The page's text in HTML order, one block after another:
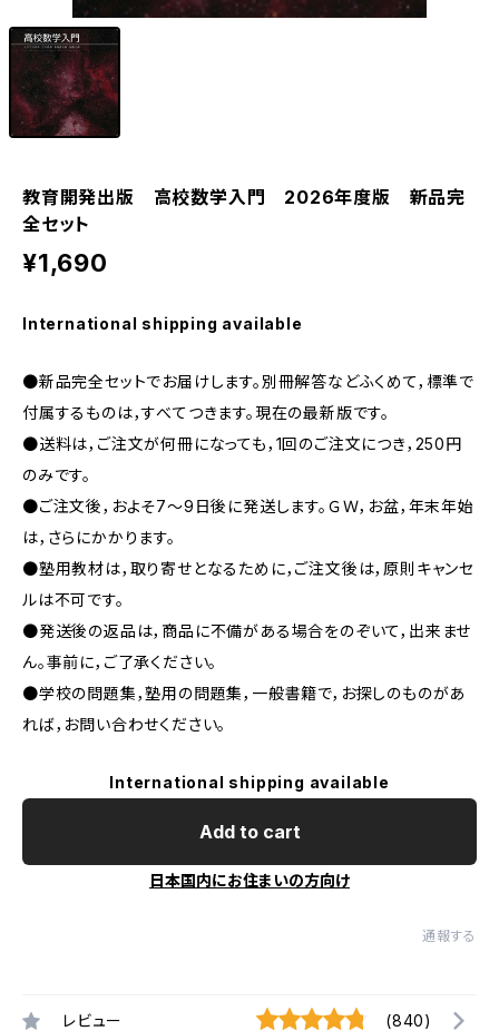
教育開発出版 高校数学入門 2026年度版 新品完
全セット
¥1,690
International shipping available
●新品完全セットでお届けします。別冊解答などふくめて，標準で
付属するものは，すべてつきます。現在の最新版です。
●送料は，ご注文が何冊になっても，1回のご注文につき，250円
のみです。
●ご注文後，およそ7～9日後に発送します。ＧＷ，お盆，年末年始
は，さらにかかります。
●塾用教材は，取り寄せとなるために，ご注文後は，原則キャンセ
ルは不可です。
●発送後の返品は，商品に不備がある場合をのぞいて，出来ませ
ん。事前に，ご了承ください。
●学校の問題集，塾用の問題集，一般書籍で，お探しのものがあ
れば，お問い合わせください。
International shipping available
Add to cart
日本国内にお住まいの方向け
通報する
レビュー (840)